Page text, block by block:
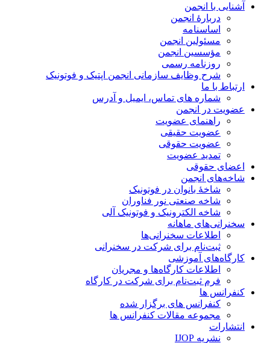
آشنایی با انجمن
دربارۀ انجمن
اساسنامه
مسئولین انجمن
مؤسسین انجمن
روزنامه رسمی
شرح وظایف سازمانی انجمن اپتیک و فوتونیک
ارتباط با ما
شماره های تماس، ایمیل و آدرس
عضویت در انجمن
راهنمای عضویت
عضویت حقیقی
عضویت حقوقی
تمدید عضویت
اعضای حقوقی
شاخه‌های انجمن
شاخۀ بانوان در فوتونیک
شاخه صنعتی نور فناوران
شاخه‌ الکترونیک و فوتونیک آلی
سخنرانی‌های ماهانه
اطلاعات سخنرانی‌‌ها
ثبت‌نام برای شرکت در سخنرانی
کارگاه‌های آموزشی
اطلاعات کارگاه‌ها و مجریان
فرم ثبت‌نام برای شرکت در کارگاه
کنفرانس ها
کنفرانس های برگزار شده
مجموعه مقالات کنفرانس ها
انتشارات
نشریه IJOP